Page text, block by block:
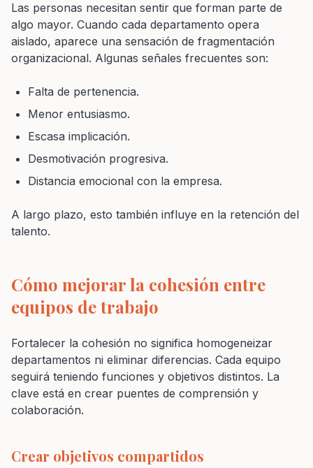
Las personas necesitan sentir que forman parte de
algo mayor. Cuando cada departamento opera
aislado, aparece una sensación de fragmentación
organizacional. Algunas señales frecuentes son:
Falta de pertenencia.
Menor entusiasmo.
Escasa implicación.
Desmotivación progresiva.
Distancia emocional con la empresa.
A largo plazo, esto también influye en la retención del
talento.
Cómo mejorar la cohesión entre
equipos de trabajo
Fortalecer la cohesión no significa homogeneizar
departamentos ni eliminar diferencias. Cada equipo
seguirá teniendo funciones y objetivos distintos. La
clave está en crear puentes de comprensión y
colaboración.
Crear objetivos compartidos